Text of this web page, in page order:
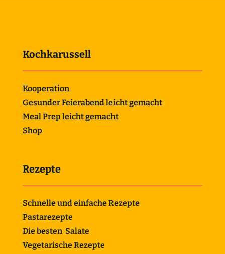
Kochkarussell
Kooperation
Gesunder Feierabend leicht gemacht
Meal Prep leicht gemacht
Shop
Rezepte
Schnelle und einfache Rezepte
Pastarezepte
Die besten Salate
Vegetarische Rezepte